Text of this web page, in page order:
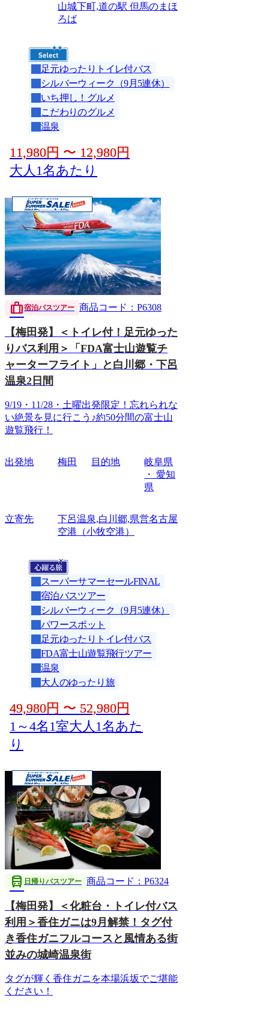
山城下町,道の駅 但馬のまほ
ろば
足元ゆったりトイレ付バス
シルバーウィーク（9月5連休）
いち押し！グルメ
こだわりのグルメ
温泉
11,980円 〜 12,980円
大人1名あたり
trip宿泊バスツアー 商品コード：P6308
【梅田発】＜トイレ付！足元ゆった
りバス利用＞「FDA富士山遊覧チ
ャーターフライト」と白川郷・下呂
温泉2日間
9/19・11/28・土曜出発限定！忘れられな
い絶景を見に行こう♪約50分間の富士山
遊覧飛行！
出発地 梅田 目的地
岐阜県
・ 愛知
県
立寄先
下呂温泉,白川郷,県営名古屋
空港（小牧空港）
スーパーサマーセールFINAL
宿泊バスツアー
シルバーウィーク（9月5連休）
パワースポット
足元ゆったりトイレ付バス
FDA富士山遊覧飛行ツアー
温泉
大人のゆったり旅
49,980円 〜 52,980円
1～4名1室大人1名あた
り
directions_bus 日帰りバスツアー 商品コード：P6324
【梅田発】＜化粧台・トイレ付バス
利用＞香住ガニは9月解禁！タグ付
き香住ガニフルコースと風情ある街
並みの城崎温泉街
タグが輝く香住ガニを本場浜坂でご堪能
ください！